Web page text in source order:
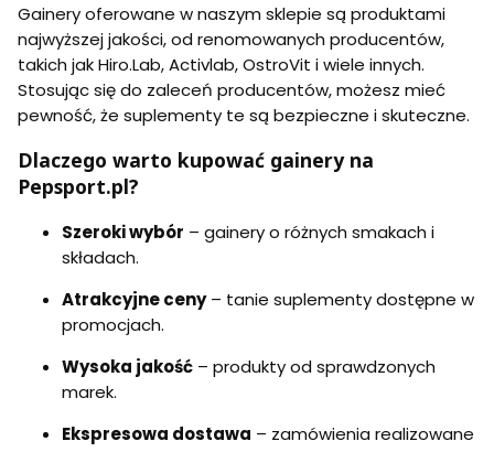
Gainery oferowane w naszym sklepie są produktami
najwyższej jakości, od renomowanych producentów,
takich jak Hiro.Lab, Activlab, OstroVit i wiele innych.
Stosując się do zaleceń producentów, możesz mieć
pewność, że suplementy te są bezpieczne i skuteczne.
Dlaczego warto kupować gainery na
Pepsport.pl?
Szeroki wybór – gainery o różnych smakach i
składach.
Atrakcyjne ceny– tanie suplementy dostępne w
promocjach.
Wysoka jakość – produkty od sprawdzonych
marek.
Ekspresowa dostawa – zamówienia realizowane